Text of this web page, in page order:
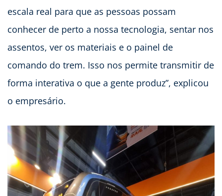
escala real para que as pessoas possam
conhecer de perto a nossa tecnologia, sentar nos
assentos, ver os materiais e o painel de
comando do trem. Isso nos permite transmitir de
forma interativa o que a gente produz”, explicou
o empresário.